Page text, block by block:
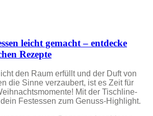
leicht gemacht – entdecke
Rezepte
den Raum erfüllt und der Duft von
die Sinne verzaubert, ist es Zeit für
Mit der Tischline-
Festessen zum Genuss-Highlight.